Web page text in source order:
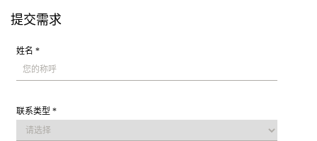
提交需求
姓名 *
联系类型 *